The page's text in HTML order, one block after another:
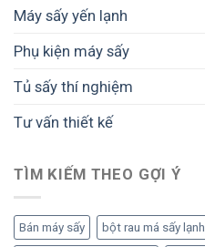
Máy sấy yến lạnh
Phụ kiện máy sấy
Tủ sấy thí nghiệm
Tư vấn thiết kế
TÌM KIẾM THEO GỢI Ý
Bán máy sấy bột rau má sấy lạnh